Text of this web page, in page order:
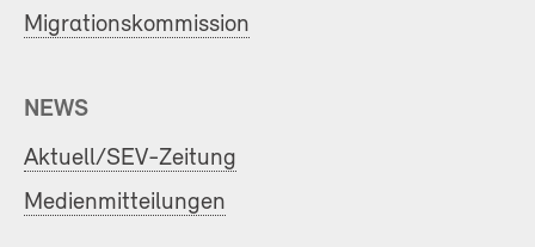
Migrationskommission
NEWS
Aktuell/SEV-Zeitung
Medienmitteilungen